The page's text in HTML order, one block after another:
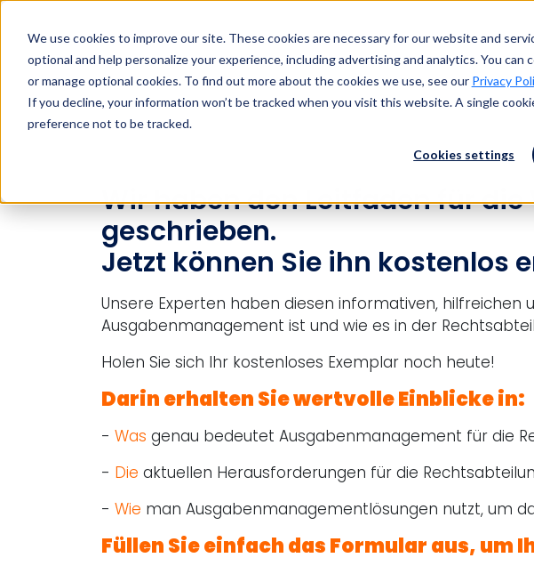
We use cookies to improve our site. These cookies are necessary for our website and
optional and help personalize your experience, including advertising and analytics. You can
or manage optional cookies. To find out more about the cookies we use, see our Privacy
If you decline, your information won’t be tracked when you visit this website. A single
preference not to be tracked.
Cookies settings
Suche
Wir haben den Leitfaden für
geschrieben.
Jetzt können Sie ihn kostenlos
Unsere Experten haben diesen informativen,
Ausgabenmanagement ist und wie es in der
Holen Sie sich Ihr kostenloses Exemplar noch heute!
Darin erhalten Sie wertvolle Einblicke in:
- Was genau bedeutet Ausgabenmanagement für die
- Die aktuellen Herausforderungen für die
- Wie man Ausgabenmanagementlösungen nutzt, um
Füllen Sie einfach das Formular aus, um